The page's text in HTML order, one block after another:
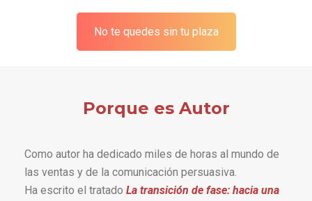
No te quedes sin tu plaza
Porque es Autor
Como autor ha dedicado miles de horas al mundo de
las ventas y de la comunicación persuasiva.
Ha escrito el tratado La transición de fase: hacia una